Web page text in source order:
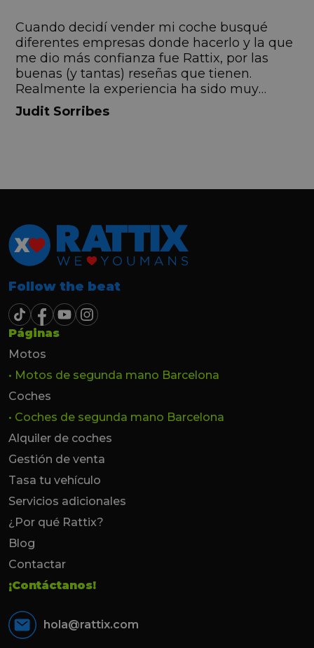
Cuando decidí vender mi coche busqué
diferentes empresas donde hacerlo y la que
me dio más confianza fue Rattix, por las
buenas (y tantas) reseñas que tienen.
Realmente la experiencia ha sido muy
buena, Carolina ha sido siempre muy atenta
y profesional. Finalmente mi hermana se
Judit Sorribes
Follow the beat
Páginas
Motos
• Motos de segunda mano Barcelona
Coches
• Coches de segunda mano Barcelona
Alquiler de coches
Gestión de venta
Tasa tu vehículo
Servicios adicionales
¿Por qué Rattix?
Blog
Contactar
¡Contáctanos!
hola@rattix.com